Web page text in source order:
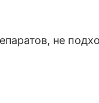
не